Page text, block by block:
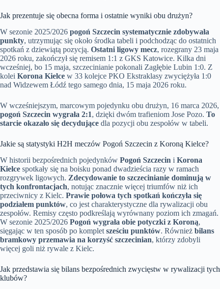
Jak prezentuje się obecna forma i ostatnie wyniki obu drużyn?
W sezonie 2025/2026 pogoń Szczecin systematycznie zdobywała
punkty, utrzymując się około środka tabeli i podchodząc do ostatnich
spotkań z dziewiątą pozycją. Ostatni ligowy mecz, rozegrany 23 maja
2026 roku, zakończył się remisem 1:1 z GKS Katowice. Kilka dni
wcześniej, bo 15 maja, szczecinianie pokonali Zagłębie Lubin 1:0. Z
kolei Korona Kielce w 33 kolejce PKO Ekstraklasy zwyciężyła 1:0
nad Widzewem Łódź tego samego dnia, 15 maja 2026 roku.
W wcześniejszym, marcowym pojedynku obu drużyn, 16 marca 2026,
pogoń Szczecin wygrała 2:1, dzięki dwóm trafieniom Jose Pozo. To
starcie okazało się decydujące dla pozycji obu zespołów w tabeli.
Jakie są statystyki H2H meczów Pogoń Szczecin z Koroną Kielce?
W historii bezpośrednich pojedynków Pogoń Szczecin i Korona
Kielce spotkały się na boisku ponad dwadzieścia razy w ramach
rozgrywek ligowych. Zdecydowanie to szczecinianie dominują w
tych konfrontacjach, notując znacznie więcej triumfów niż ich
przeciwnicy z Kielc. Prawie połowa tych spotkań kończyła się
podziałem punktów, co jest charakterystyczne dla rywalizacji obu
zespołów. Remisy często podkreślają wyrównany poziom ich zmagań.
W sezonie 2025/2026 Pogoń wygrała obie potyczki z Koroną,
sięgając w ten sposób po komplet sześciu punktów. Również bilans
bramkowy przemawia na korzyść szczecinian, którzy zdobyli
więcej goli niż rywale z Kielc.
Jak przedstawia się bilans bezpośrednich zwycięstw w rywalizacji tych
klubów?